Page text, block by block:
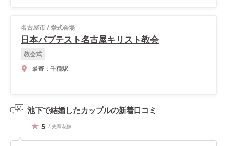
名古屋市/挙式会場
日本バプテスト名古屋キリスト教会
教会式
最寄： 千種駅
池下で結婚したカップルの新着口コミ
5 / 先輩花嫁